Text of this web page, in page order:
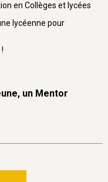
en Collèges et lycées
lycéenne pour
un Mentor